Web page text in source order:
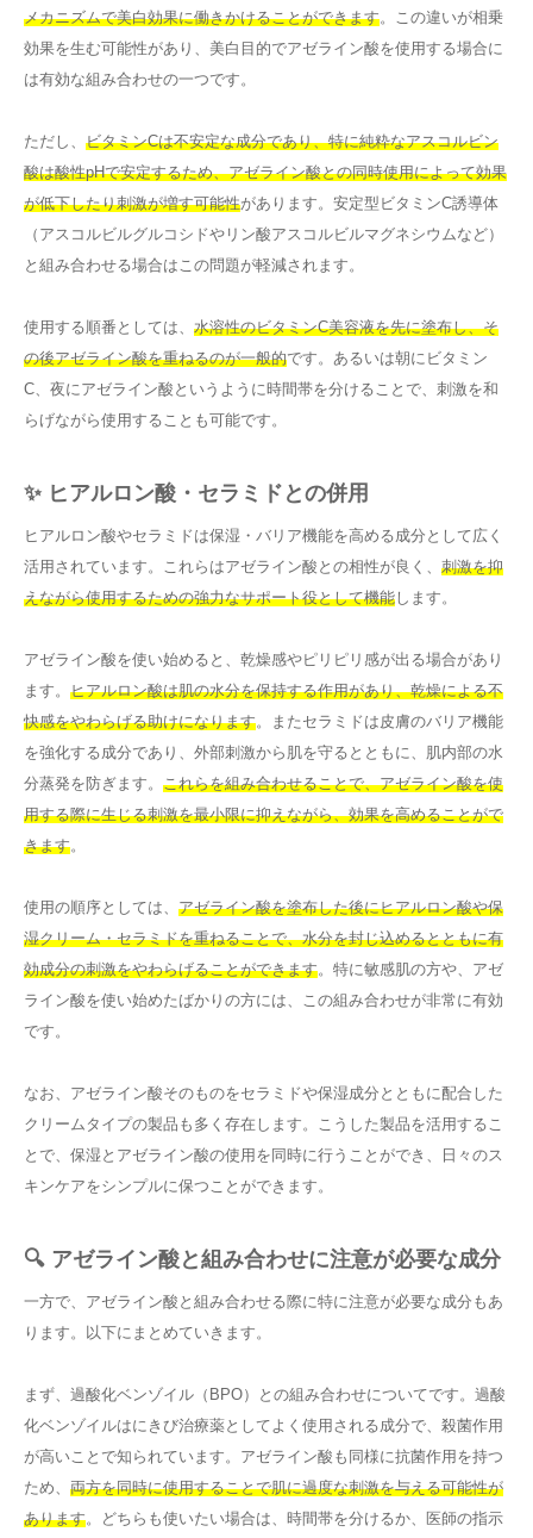
メカニズムで美白効果に働きかけることができます。この違いが相乗
効果を生む可能性があり、美白目的でアゼライン酸を使用する場合に
は有効な組み合わせの一つです。
ただし、 ビタミンCは不安定な成分であり、特に純粋なアスコルビン
酸は酸性pHで安定するため、アゼライン酸との同時使用によって効果
が低下したり刺激が増す可能性があります。安定型ビタミンC誘導体
（アスコルビルグルコシドやリン酸アスコルビルマグネシウムなど）
と組み合わせる場合はこの問題が軽減されます。
使用する順番としては、 水溶性のビタミンC美容液を先に塗布し、そ
の後アゼライン酸を重ねるのが一般的です。あるいは朝にビタミン
C、夜にアゼライン酸というように時間帯を分けることで、刺激を和
らげながら使用することも可能です。
✨ ヒアルロン酸・セラミドとの併用
ヒアルロン酸やセラミドは保湿・バリア機能を高める成分として広く
活用されています。これらはアゼライン酸との相性が良く、 刺激を抑
えながら使用するための強力なサポート役として機能します。
アゼライン酸を使い始めると、乾燥感やピリピリ感が出る場合があり
ます。 ヒアルロン酸は肌の水分を保持する作用があり、乾燥による不
快感をやわらげる助けになります。またセラミドは皮膚のバリア機能
を強化する成分であり、外部刺激から肌を守るとともに、肌内部の水
分蒸発を防ぎます。 これらを組み合わせることで、アゼライン酸を使
用する際に生じる刺激を最小限に抑えながら、効果を高めることがで
きます。
使用の順序としては、 アゼライン酸を塗布した後にヒアルロン酸や保
湿クリーム・セラミドを重ねることで、水分を封じ込めるとともに有
効成分の刺激をやわらげることができます。特に敏感肌の方や、アゼ
ライン酸を使い始めたばかりの方には、この組み合わせが非常に有効
です。
なお、アゼライン酸そのものをセラミドや保湿成分とともに配合した
クリームタイプの製品も多く存在します。こうした製品を活用するこ
とで、保湿とアゼライン酸の使用を同時に行うことができ、日々のス
キンケアをシンプルに保つことができます。
🔍 アゼライン酸と組み合わせに注意が必要な成分
一方で、アゼライン酸と組み合わせる際に特に注意が必要な成分もあ
ります。以下にまとめていきます。
まず、過酸化ベンゾイル（BPO）との組み合わせについてです。過酸
化ベンゾイルはにきび治療薬としてよく使用される成分で、殺菌作用
が高いことで知られています。アゼライン酸も同様に抗菌作用を持つ
ため、 両方を同時に使用することで肌に過度な刺激を与える可能性が
あります。どちらも使いたい場合は、時間帯を分けるか、医師の指示